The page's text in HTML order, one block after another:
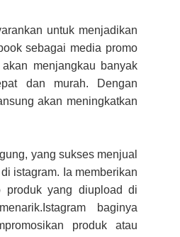
untuk menjadikan
sebagai media promo
menjangkau banyak
dan murah. Dengan
akan meningkatkan
yang sukses menjual
istagram. Ia memberikan
produk yang diupload di
baginya
produk atau